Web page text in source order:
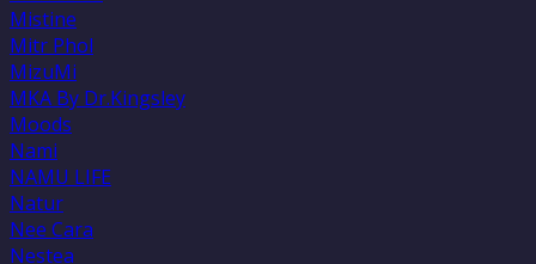
Mistine
Mitr Phol
MizuMi
MKA By Dr.Kingsley
Moods
Nami
NAMU LIFE
Natur
Nee Cara
Nestea